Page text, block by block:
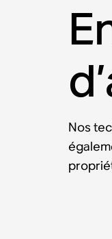
Nos